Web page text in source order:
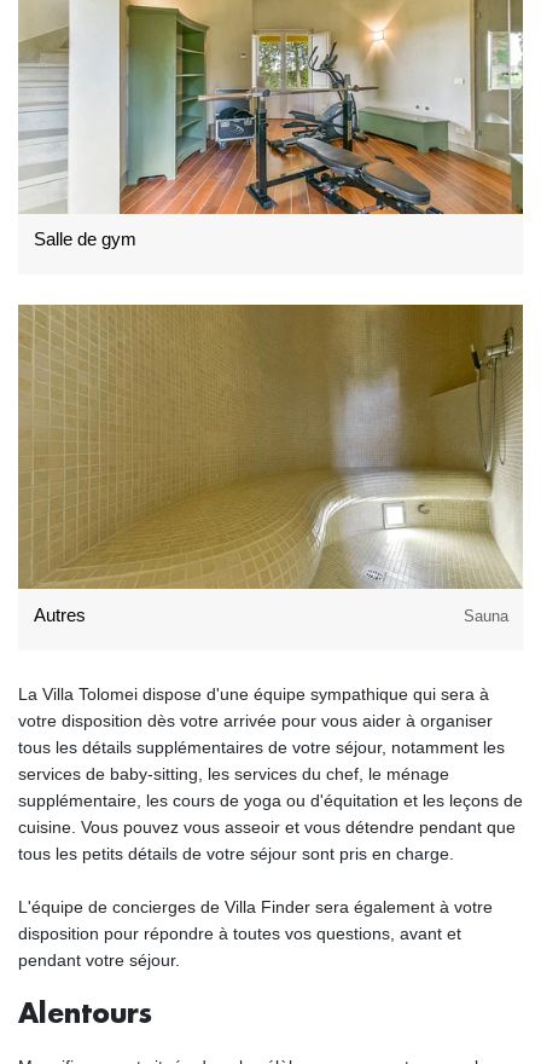
Salle de gym
Autres Sauna
La Villa Tolomei dispose d'une équipe sympathique qui sera à
votre disposition dès votre arrivée pour vous aider à organiser
tous les détails supplémentaires de votre séjour, notamment les
services de baby-sitting, les services du chef, le ménage
supplémentaire, les cours de yoga ou d'équitation et les leçons de
cuisine. Vous pouvez vous asseoir et vous détendre pendant que
tous les petits détails de votre séjour sont pris en charge.
L'équipe de concierges de Villa Finder sera également à votre
disposition pour répondre à toutes vos questions, avant et
pendant votre séjour.
Alentours